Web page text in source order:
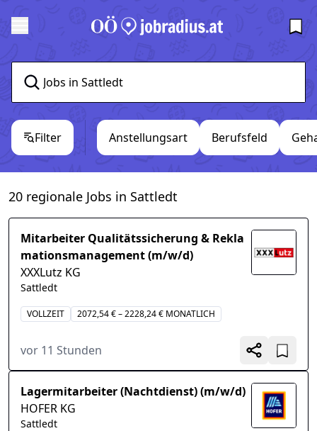
Filter Anstellungsart Berufsfeld
20 regionale Jobs in Sattledt
Mitarbeiter Qualitätssicherung & Rekla
mationsmanagement (m/w/d)
XXXLutz KG
Sattledt
VOLLZEIT 2072,54 € – 2228,24 € MONATLICH
vor 11 Stunden
Lagermitarbeiter (Nachtdienst) (m/w/d)
HOFER KG
Sattledt